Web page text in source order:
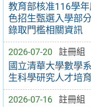
教育部核准116學
色招生甄選入學部
錄取門檻相關資訊
2026-07-20 註冊組
國立清華大學數學
生科學研究人才培
2026-07-16 註冊組